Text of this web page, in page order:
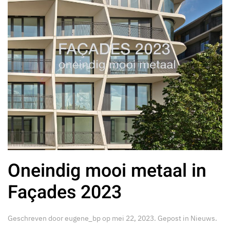
Oneindig mooi metaal in
Façades 2023
Geschreven dooreugene_bpop mei 22, 2023. Gepost in Nieuws.